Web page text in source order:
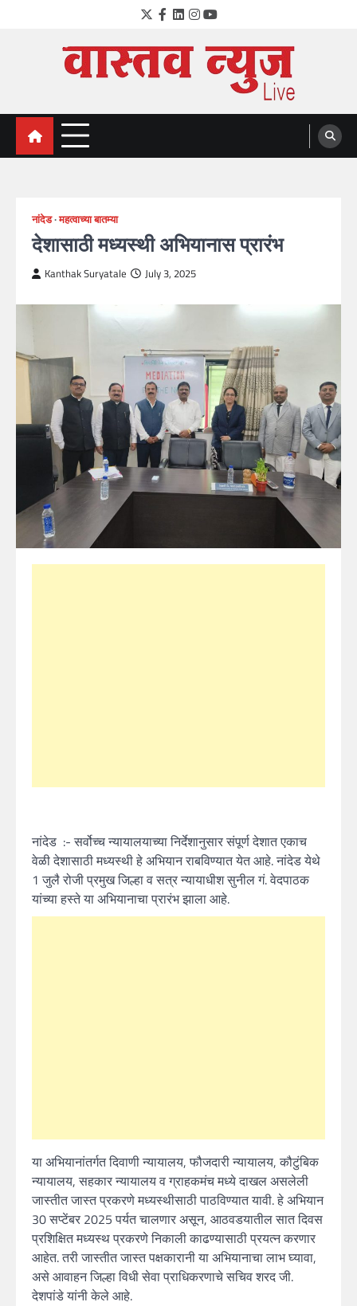
Twitter
Facebook
LinkedIn
Instagram
YouTube
VastavNEWSLive.com
a leading NEWS portal of Maharahstra
नांदेड महत्वाच्या बातम्या
देशासाठी मध्यस्थी अभियानास प्रारंभ
Kanthak Suryatale July 3, 2025
नांदेड :- सर्वोच्च न्यायालयाच्या निर्देशानुसार संपूर्ण देशात एकाच
वेळी देशासाठी मध्यस्थी हे अभियान राबविण्यात येत आहे. नांदेड येथे
1 जुलै रोजी प्रमुख जिल्हा व सत्र न्यायाधीश सुनील गं. वेदपाठक
यांच्या हस्ते या अभियानाचा प्रारंभ झाला आहे.
या अभियानांतर्गत दिवाणी न्यायालय, फौजदारी न्यायालय, कौटुंबिक
न्यायालय, सहकार न्यायालय व ग्राहकमंच मध्ये दाखल असलेली
जास्तीत जास्त प्रकरणे मध्यस्थीसाठी पाठविण्यात यावी. हे अभियान
30 सप्टेंबर 2025 पर्यत चालणार असून, आठवडयातील सात दिवस
प्रशिक्षित मध्यस्थ प्रकरणे निकाली काढण्यासाठी प्रयत्न करणार
आहेत. तरी जास्तीत जास्त पक्षकारानी या अभियानाचा लाभ घ्यावा,
असे आवाहन जिल्हा विधी सेवा प्राधिकरणाचे सचिव शरद जी.
देशपांडे यांनी केले आहे.